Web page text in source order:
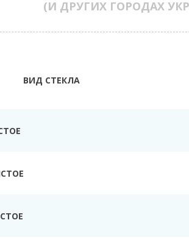
(И ДРУГИХ ГОРОДАХ
ВИД СТЕКЛА